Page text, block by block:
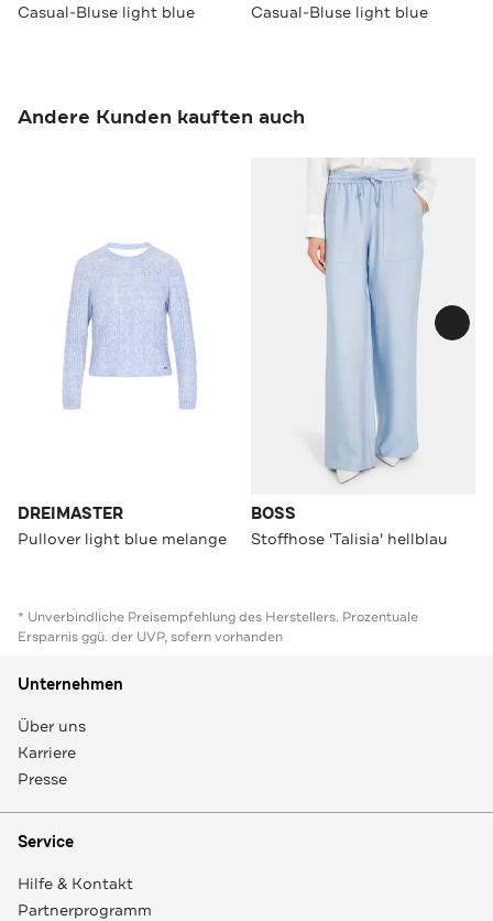
Casual-Bluse light blue Casual-Bluse light blue
Andere Kunden kauften auch
DREIMASTER
Pullover light blue melange
BOSS
Stoffhose 'Talisia' hellblau
* Unverbindliche Preisempfehlung des Herstellers. Prozentuale
Ersparnis ggü. der UVP, sofern vorhanden
Unternehmen
Über uns
Karriere
Presse
Service
Hilfe & Kontakt
Partnerprogramm